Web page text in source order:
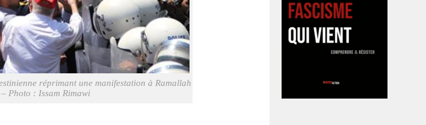
réprimant une manifestation à Ramallah
– Photo : Issam Rimawi